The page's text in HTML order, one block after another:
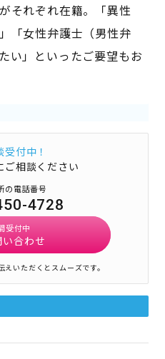
それぞれ在籍。「異性
「女性弁護士（男性弁
い」といったご要望もお
付中！
ご相談ください
の電話番号
4728
受付中
い合わせ
いただくとスムーズです。